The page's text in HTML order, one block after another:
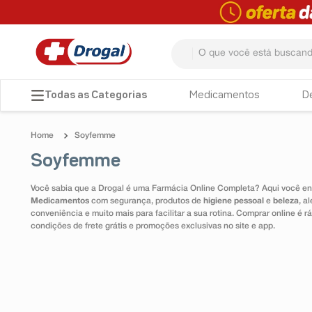
Medicamentos
Soyfemme
Soyfemme
Você sabia que a Drogal é uma Farmácia Online Completa? Aqui você
Medicamentos com segurança, produtos de higiene pessoal e beleza,
conveniência e muito mais para facilitar a sua rotina. Comprar online é
condições de frete grátis e promoções exclusivas no site e app.
TERMOS MAIS BUSCADOS
4º lenço umedecido
5º tadalafila